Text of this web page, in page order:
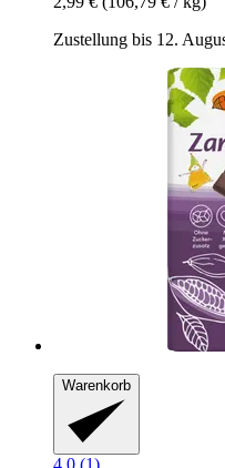
Zustellung bis 12.
Warenkorb
4.0 (1)